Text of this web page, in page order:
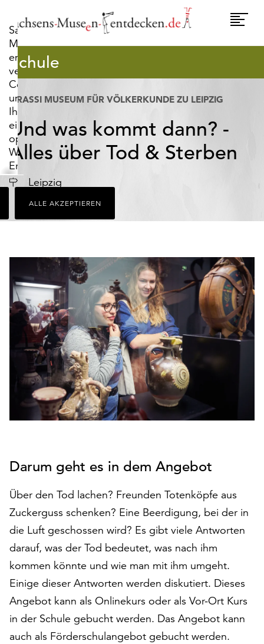
Sachsens-
Museen-
entdecken.de
verwendet
Cookies,
um
Ihnen
ein
optimales
Webseiten-
Erlebnis
zu
bieten.
Dazu
zählen
für
den
Betrieb
der
Seite
notwendig
(funktionale
Cookies),
sowie
solche,
die
lediglich
Statistikzwecken
werden.
Klicken
Sie
auf
„Alle
akzeptieren“,
um
alle
Cookies
zu
akzeptieren.
ALLE AKZEPTIEREN
Schule
GRASSI MUSEUM FÜR VÖLKERKUNDE ZU LEIPZIG
Und was kommt dann? -
Alles über Tod & Sterben
Ort Leipzig
Darum geht es in dem Angebot
Über den Tod lachen? Freunden Totenköpfe aus
Zuckerguss schenken? Eine Beerdigung, bei der in
die Luft geschossen wird? Es gibt viele Antworten
darauf, was der Tod bedeutet, was nach ihm
kommen könnte und wie man mit ihm umgeht.
Einige dieser Antworten werden diskutiert. Dieses
Angebot kann als Onlinekurs oder als Vor-Ort Kurs
in der Schule gebucht werden. Das Angebot kann
auch als Förderschulangebot gebucht werden.